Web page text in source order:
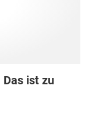
Das ist zu